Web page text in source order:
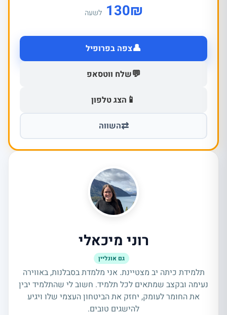
₪
130 לשעה
👤צפה בפרופיל
💬שלח ווטסאפ
📱 הצג טלפון
⇄השווה
רוני מיכאלי
גם אונליין
תלמידת כיתה יב מצטיינת. אני מלמדת בסבלנות, באווירה
נעימה ובקצב שמתאים לכל תלמיד. חשוב לי שהתלמיד יבין
את החומר לעומק, יחזק את הביטחון העצמי שלו ויגיע
להישגים טובים.